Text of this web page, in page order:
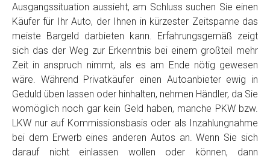
Ausgangssituation aussieht, am Schluss suchen Sie einen
Käufer für Ihr Auto, der Ihnen in kürzester Zeitspanne das
meiste Bargeld darbieten kann. Erfahrungsgemäß zeigt
sich das der Weg zur Erkenntnis bei einem großteil mehr
Zeit in anspruch nimmt, als es am Ende nötig gewesen
wäre. Während Privatkäufer einen Autoanbieter ewig in
Geduld üben lassen oder hinhalten, nehmen Händler, da Sie
womöglich noch gar kein Geld haben, manche PKW bzw.
LKW nur auf Kommissionsbasis oder als Inzahlungnahme
bei dem Erwerb eines anderen Autos an. Wenn Sie sich
darauf nicht einlassen wollen oder können, dann